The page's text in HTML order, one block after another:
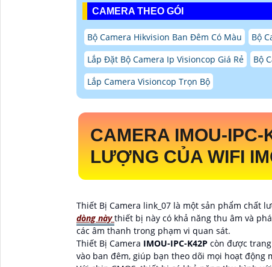
CAMERA THEO GÓI
Bộ Camera Hikvision Ban Đêm Có Màu
Bộ
Lắp Đặt Bộ Camera Ip Visioncop Giá Rẻ
Bộ
Lắp Camera Visioncop Trọn Bộ
CAMERA IMOU-IPC-
LƯỢNG CỦA WIFI
Thiết Bị Camera link_07 là một sản phẩm
dòng nàythiết bị này có khả năng thu âm và
các âm thanh trong phạm vi quan sát.
Thiết Bị Camera IMOU-IPC-K42P còn được
vào ban đêm, giúp bạn theo dõi mọi hoạt động